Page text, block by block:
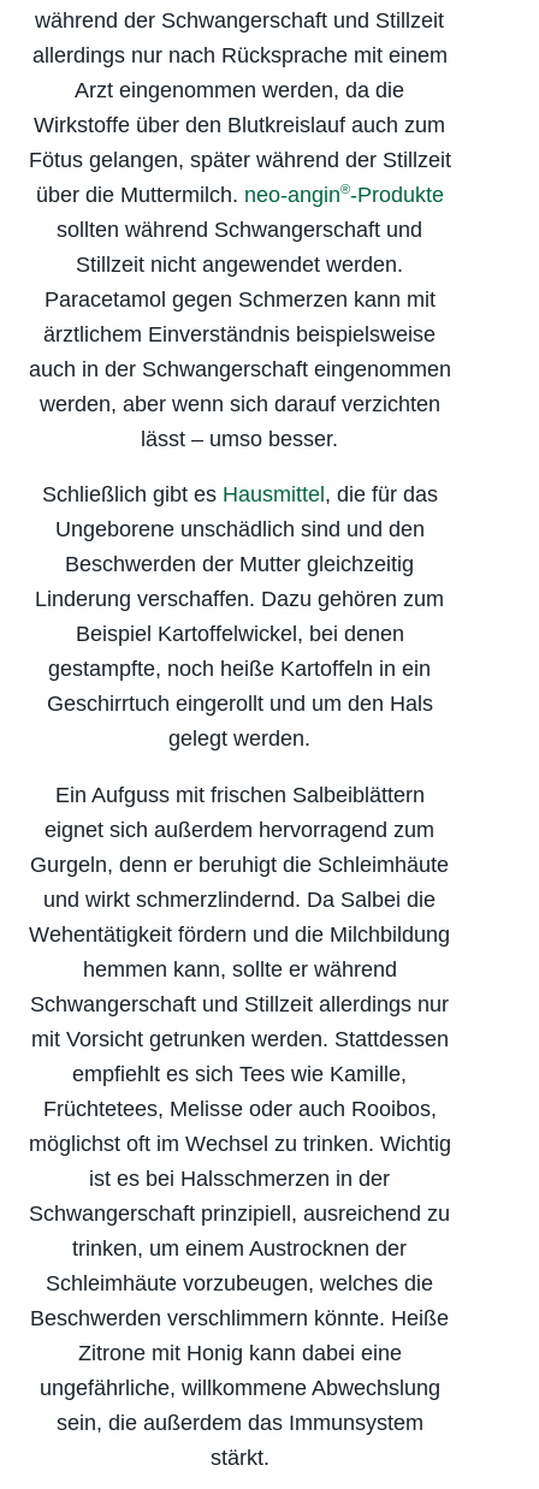
während der Schwangerschaft und Stillzeit
allerdings nur nach Rücksprache mit einem
Arzt eingenommen werden, da die
Wirkstoffe über den Blutkreislauf auch zum
Fötus gelangen, später während der Stillzeit
über die Muttermilch. neo-angin®-Produkte
sollten während Schwangerschaft und
Stillzeit nicht angewendet werden.
Paracetamol gegen Schmerzen kann mit
ärztlichem Einverständnis beispielsweise
auch in der Schwangerschaft eingenommen
werden, aber wenn sich darauf verzichten
lässt – umso besser.
Schließlich gibt es Hausmittel , die für das
Ungeborene unschädlich sind und den
Beschwerden der Mutter gleichzeitig
Linderung verschaffen. Dazu gehören zum
Beispiel Kartoffelwickel, bei denen
gestampfte, noch heiße Kartoffeln in ein
Geschirrtuch eingerollt und um den Hals
gelegt werden.
Ein Aufguss mit frischen Salbeiblättern
eignet sich außerdem hervorragend zum
Gurgeln, denn er beruhigt die Schleimhäute
und wirkt schmerzlindernd. Da Salbei die
Wehentätigkeit fördern und die Milchbildung
hemmen kann, sollte er während
Schwangerschaft und Stillzeit allerdings nur
mit Vorsicht getrunken werden. Stattdessen
empfiehlt es sich Tees wie Kamille,
Früchtetees, Melisse oder auch Rooibos,
möglichst oft im Wechsel zu trinken. Wichtig
ist es bei Halsschmerzen in der
Schwangerschaft prinzipiell, ausreichend zu
trinken, um einem Austrocknen der
Schleimhäute vorzubeugen, welches die
Beschwerden verschlimmern könnte. Heiße
Zitrone mit Honig kann dabei eine
ungefährliche, willkommene Abwechslung
sein, die außerdem das Immunsystem
stärkt.